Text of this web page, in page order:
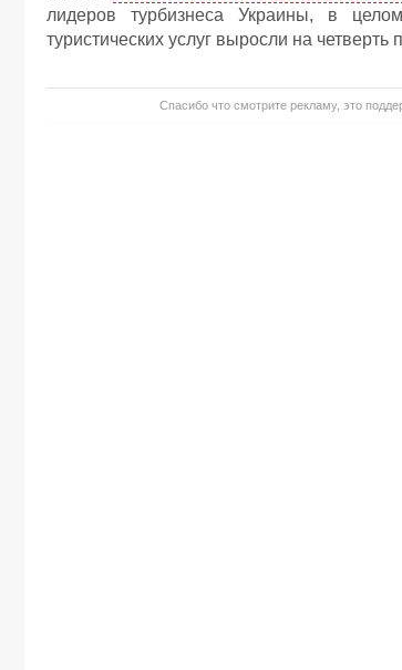
лидеров турбизнеса Украины, в
туристических услуг выросли на
Спасибо что смотрите рекламу, это